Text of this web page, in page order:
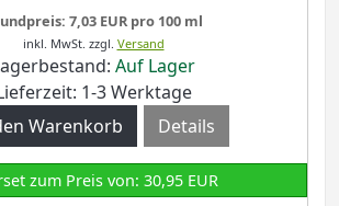
7,03 EUR pro 100 ml
inkl. MwSt. zzgl. Versand
Auf Lager
1-3 Werktage
Details
zum Preis von: 30,95 EUR